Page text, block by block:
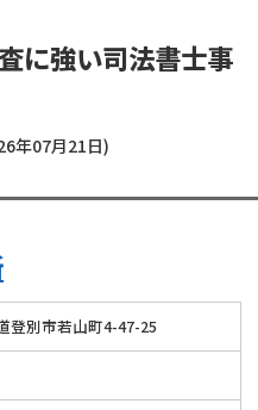
に強い司法書士事
年07月21日)
登別市若山町4-47-25